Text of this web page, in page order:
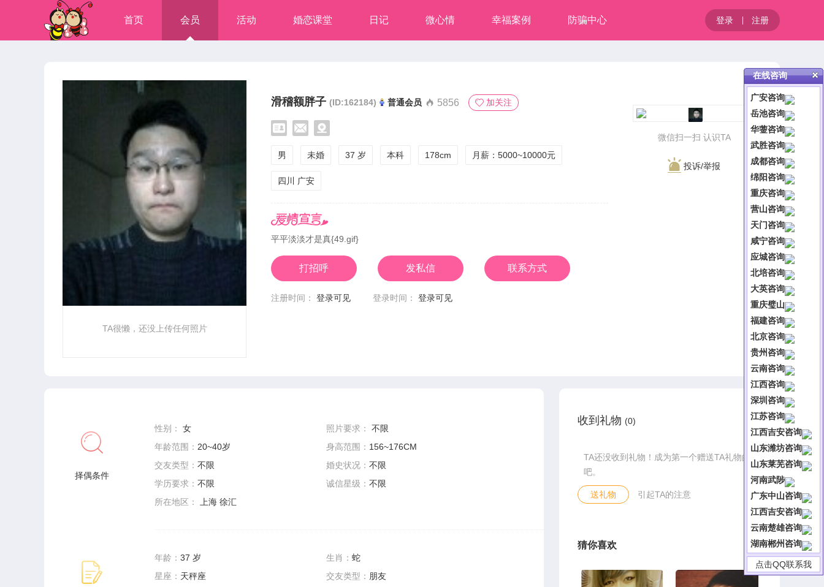
首页 会员 活动 婚恋课堂 日记 微心情 幸福案例 防骗中心 登录 注册
TA很懒，还没上传任何照片
滑稽额胖子 (ID:162184) 普通会员 5856 加关注
男 未婚 37 岁 本科 178cm 月薪：5000~10000元
四川 广安
平平淡淡才是真{49.gif}
打招呼 发私信 联系方式
注册时间： 登录可见 登录时间： 登录可见
微信扫一扫 认识TA
投诉/举报
择偶条件
性别： 女 照片要求：
不限
年龄范围： 20~40岁 身高范围： 156~176CM
交友类型： 不限 婚史状况： 不限
学历要求： 不限 诚信星级： 不限
所在地区：
上海 徐汇
年龄： 37 岁 生肖： 蛇
星座： 天秤座 交友类型： 朋友
收到礼物 (0)
TA还没收到礼物！成为第一个赠送TA礼物的人
吧。
送礼物 引起TA的注意
猜你喜欢
在线咨询
广安咨询
岳池咨询
华蓥咨询
武胜咨询
成都咨询
绵阳咨询
重庆咨询
营山咨询
天门咨询
咸宁咨询
应城咨询
北培咨询
大英咨询
重庆璧山
福建咨询
北京咨询
贵州咨询
云南咨询
江西咨询
深圳咨询
江苏咨询
江西吉安咨询
山东潍坊咨询
山东莱芜咨询
河南武陟
广东中山咨询
江西吉安咨询
云南楚雄咨询
湖南郴州咨询
点击QQ联系我